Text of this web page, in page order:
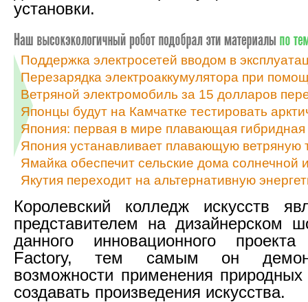
установки.
Поддержка электросетей вводом в
Перезарядка электроаккумулятора при
Ветряной электромобиль за 15 долларов
Японцы будут на Камчатке тестировать
Япония: первая в мире плавающая гибридная
Япония устанавливает плавающую ветряную
Ямайка обеспечит сельские дома солнечной
Якутия переходит на альтернативную
Королевский колледж искусств
представителем на дизайнерском
данного инновационного
Factory, тем самым он
возможности применения природных
создавать произведения искусства.